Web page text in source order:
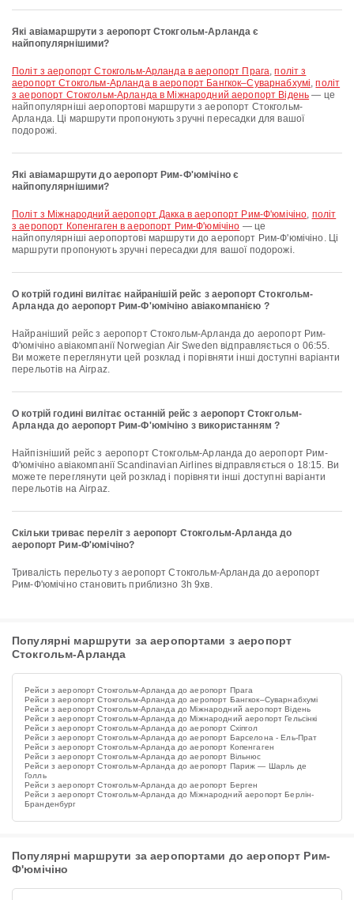
Які авіамаршрути з аеропорт Стокгольм-Арланда є
найпопулярнішими?
політ з аеропорт Стокгольм-Арланда в аеропорт Прага,політ з
аеропорт Стокгольм-Арланда в аеропорт Бангкок–Суварнабхумі,політ
з аеропорт Стокгольм-Арланда в Міжнародний аеропорт Відень — це
найпопулярніші аеропортові маршрути з аеропорт Стокгольм-
Арланда. Ці маршрути пропонують зручні пересадки для вашої
подорожі.
Які авіамаршрути до аеропорт Рим-Ф'юмічіно є
найпопулярнішими?
політ з Міжнародний аеропорт Дакка в аеропорт Рим-Ф'юмічіно, політ
з аеропорт Копенгаген в аеропорт Рим-Ф'юмічіно — це
найпопулярніші аеропортові маршрути до аеропорт Рим-Ф'юмічіно. Ці
маршрути пропонують зручні пересадки для вашої подорожі.
О котрій годині вилітає найранішій рейс з аеропорт Стокгольм-
Арланда до аеропорт Рим-Ф'юмічіно авіакомпанією ?
Найраніший рейс з аеропорт Стокгольм-Арланда до аеропорт Рим-
Ф'юмічіно авіакомпанії Norwegian Air Sweden відправляється о 06:55.
Ви можете переглянути цей розклад і порівняти інші доступні варіанти
перельотів на Airpaz.
О котрій годині вилітає останній рейс з аеропорт Стокгольм-
Арланда до аеропорт Рим-Ф'юмічіно з використанням ?
Найпізніший рейс з аеропорт Стокгольм-Арланда до аеропорт Рим-
Ф'юмічіно авіакомпанії Scandinavian Airlines відправляється о 18:15. Ви
можете переглянути цей розклад і порівняти інші доступні варіанти
перельотів на Airpaz.
Скільки триває переліт з аеропорт Стокгольм-Арланда до
аеропорт Рим-Ф'юмічіно?
Тривалість перельоту з аеропорт Стокгольм-Арланда до аеропорт
Рим-Ф'юмічіно становить приблизно 3h 9хв.
Популярні маршрути за аеропортами з аеропорт
Стокгольм-Арланда
Рейси з аеропорт Стокгольм-Арланда до аеропорт Прага
Рейси з аеропорт Стокгольм-Арланда до аеропорт Бангкок–Суварнабхумі
Рейси з аеропорт Стокгольм-Арланда до Міжнародний аеропорт Відень
Рейси з аеропорт Стокгольм-Арланда до Міжнародний аеропорт Гельсінкі
Рейси з аеропорт Стокгольм-Арланда до аеропорт Схіпгол
Рейси з аеропорт Стокгольм-Арланда до аеропорт Барселона - Ель-Прат
Рейси з аеропорт Стокгольм-Арланда до аеропорт Копенгаген
Рейси з аеропорт Стокгольм-Арланда до аеропорт Вільнюс
Рейси з аеропорт Стокгольм-Арланда до аеропорт Париж — Шарль де
Голль
Рейси з аеропорт Стокгольм-Арланда до аеропорт Берген
Рейси з аеропорт Стокгольм-Арланда до Міжнародний аеропорт Берлін-
Бранденбург
Популярні маршрути за аеропортами до аеропорт Рим-
Ф'юмічіно